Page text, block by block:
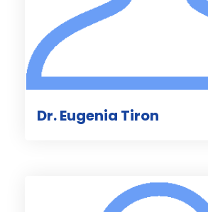
Dr. Eugenia Tiron